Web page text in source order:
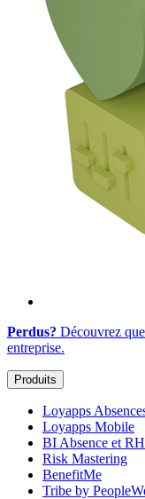
Perdus? Découvrez
entreprise.
Produits
Loyapps
Loyapps Mobile
BI Absence et RH
Risk Mastering
BenefitMe
Tribe by